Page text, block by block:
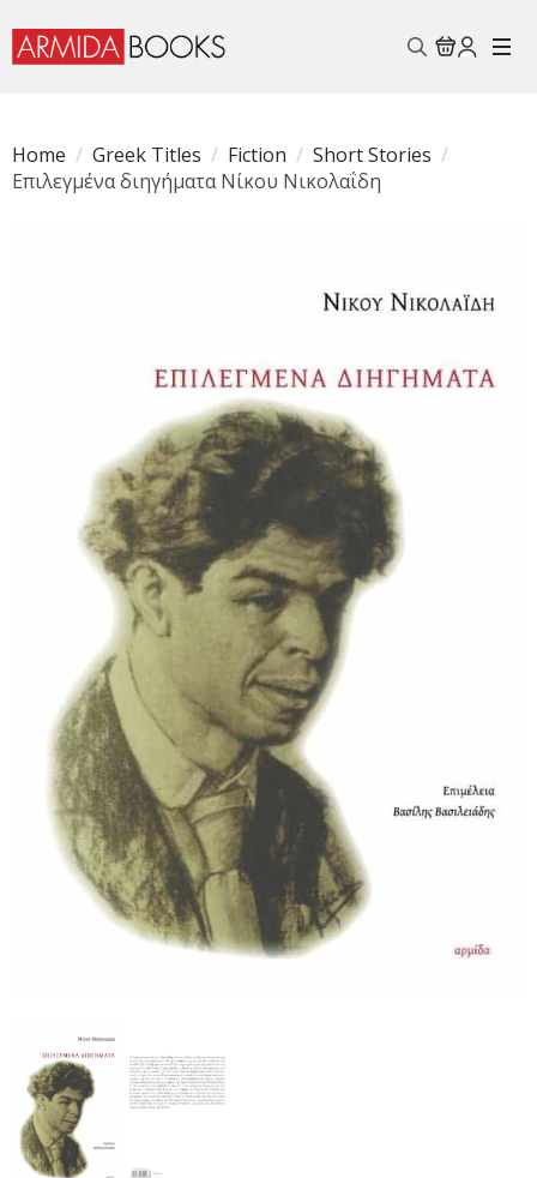
Home
Greek Titles Fiction
Short Stories
Επιλεγμένα διηγήματα Νίκου Νικολαΐδη